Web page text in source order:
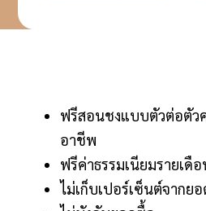
ฟรีสอนชงแบบตัวต่อตัว
อาชีพ
ฟรีค่าธรรมเนียมรายเ
ไม่เก็บเปอร์เซ็นต์จากย